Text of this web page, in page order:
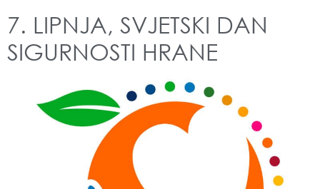
7. LIPNJA, SVJETSKI DAN
SIGURNOSTI HRANE